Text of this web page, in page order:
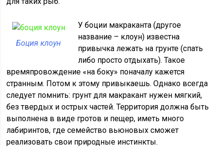
Боция клоун
У боции макраканта (другое
название – клоун) известна
привычка лежать на грунте (спать
либо просто отдыхать). Такое
времяпровождение «на боку» поначалу кажется
странным. Потом к этому привыкаешь. Однако всегда
следует помнить: грунт для макракант нужен мягкий,
без твердых и острых частей. Территория должна быть
выполнена в виде гротов и пещер, иметь много
лабиринтов, где семейство вьюновых сможет
реализовать свои природные инстинкты.